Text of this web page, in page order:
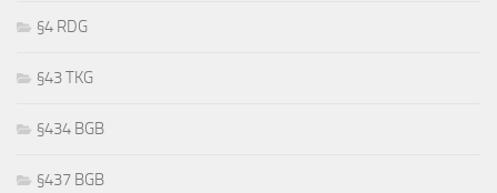
§4 RDG
§43 TKG
§434 BGB
§437 BGB